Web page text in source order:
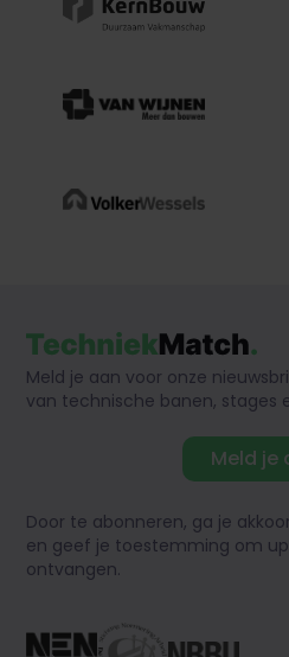
Meld je aan voor onze
van technische banen, stages
Meld je
Door te abonneren, ga je
en geef je toestemming om
ontvangen.